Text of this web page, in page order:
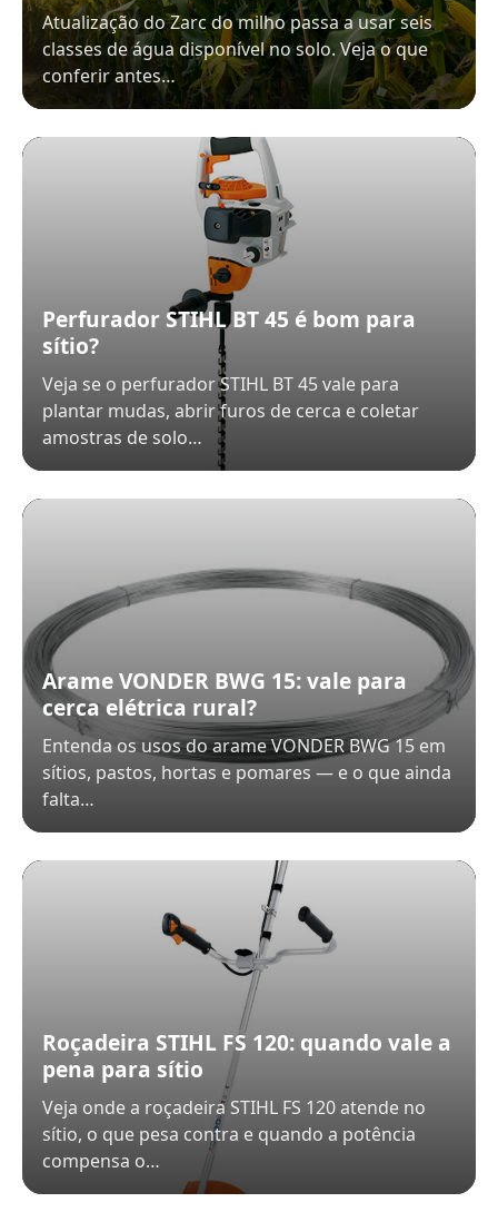
Atualização do Zarc do milho passa a usar seis
classes de água disponível no solo. Veja o que
conferir antes…
Perfurador STIHL BT 45 é bom para
sítio?
Veja se o perfurador STIHL BT 45 vale para
plantar mudas, abrir furos de cerca e coletar
amostras de solo…
Arame VONDER BWG 15: vale para
cerca elétrica rural?
Entenda os usos do arame VONDER BWG 15 em
sítios, pastos, hortas e pomares — e o que ainda
falta…
Roçadeira STIHL FS 120: quando vale a
pena para sítio
Veja onde a roçadeira STIHL FS 120 atende no
sítio, o que pesa contra e quando a potência
compensa o…